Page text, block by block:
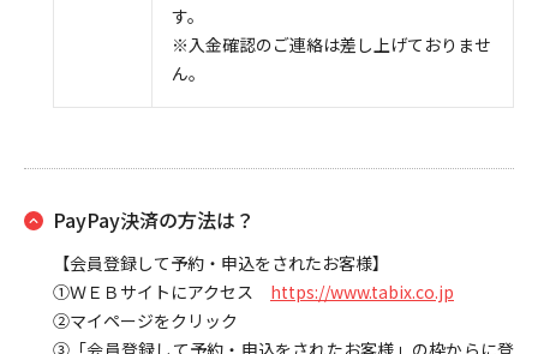
す。
※入金確認のご連絡は差し上げておりませ
ん。
PayPay決済の方法は？
【会員登録して予約・申込をされたお客様】
①ＷＥＢサイトにアクセス https://www.tabix.co.jp
②マイページをクリック
③「会員登録して予約・申込をされたお客様」の枠からに登